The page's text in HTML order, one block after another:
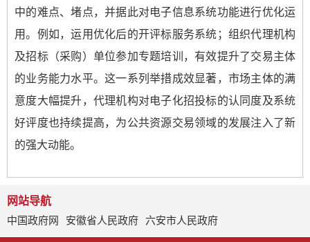
中的难点、堵点，并据此对电子信息系统功能进行优化运
用。例如，运用优化后的开评标服务系统；组织代理机构
及招标（采购）单位参加专题培训，有效提升了交易主体
的业务能力水平。这一系列举措成效显著，市场主体的满
意度大幅提升，代理机构对电子化招投标的认同度及系统
好评度也持续提高，为公共资源交易领域的发展注入了新
的强大动能。
网站导航
中国政府网
安徽省人民政府 六安市人民政府